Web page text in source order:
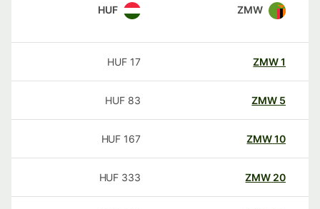
ZMW
HUF
ZMW
HUF
ZMW
83
HUF
ZMW
167
HUF
20
ZMW
333
HUF